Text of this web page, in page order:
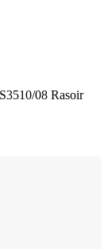
08 Rasoir